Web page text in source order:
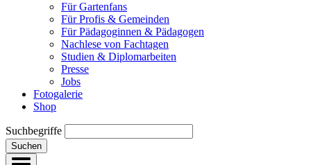
Für Gartenfans
Für Profis & Gemeinden
Für Pädagoginnen & Pädagogen
Nachlese von Fachtagen
Studien & Diplomarbeiten
Presse
Jobs
Fotogalerie
Shop
Suchbegriffe
Suchen